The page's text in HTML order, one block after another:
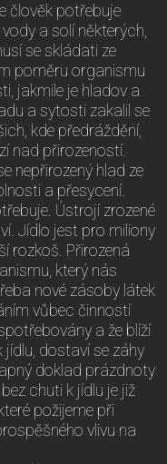
člověk potřebuje
a solí některých,
se skládati ze
poměru organismu
jakmile je hladov a
a sytosti zakalil se
kde předráždění,
nad přirozeností.
nepřirozený hlad ze
a přesycení.
Ústrojí zrozené
Jídlo jest pro miliony
rozkoš. Přirozená
který nás
nové zásoby látek
vůbec činností
a že blíží
jídlu, dostaví se záhy
doklad prázdnoty
chuti k jídlu je již
požijeme při
vlivu na